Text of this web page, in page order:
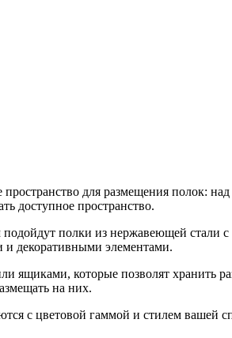
для размещения полок:
доступное пространство.
подойдут полки из нержавеющей
и декоративными элементами.
ящиками, которые позволят хранить
на них.
с цветовой гаммой и стилем вашей